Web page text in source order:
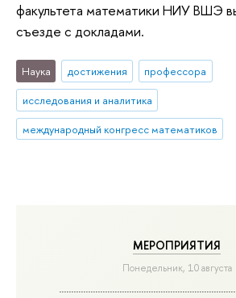
МЕРОПРИЯТИЯ
Понедельник, 10 августа
факультета математики НИУ ВШЭ
съезде с докладами.
Наука достижения
профессора
исследования и аналитика
международный конгресс математиков